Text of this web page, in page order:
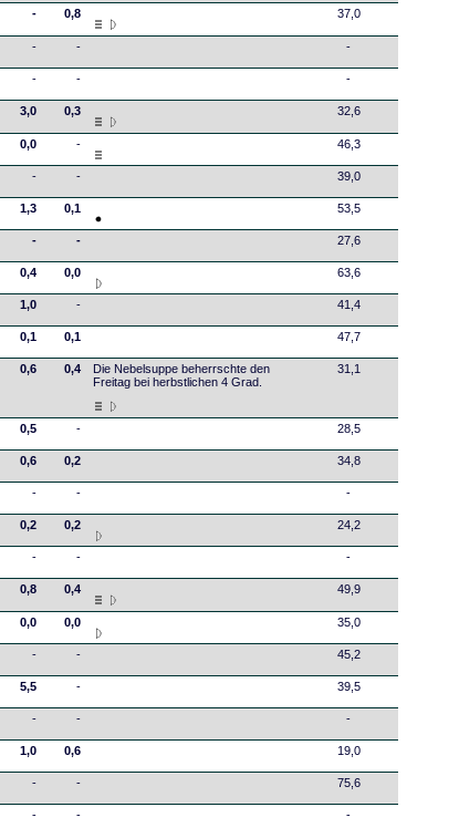
- 0,8 37,0
- - -
- - -
3,0 0,3 32,6
0,0 - 46,3
- - 39,0
1,3 0,1 53,5
- - 27,6
0,4 0,0 63,6
1,0 - 41,4
0,1 0,1 47,7
0,6 0,4
Die Nebelsuppe beherrschte den
Freitag bei herbstlichen 4 Grad.
31,1
0,5 - 28,5
0,6 0,2 34,8
- - -
0,2 0,2 24,2
- - -
0,8 0,4 49,9
0,0 0,0 35,0
- - 45,2
5,5 - 39,5
- - -
1,0 0,6 19,0
- - 75,6
- - -